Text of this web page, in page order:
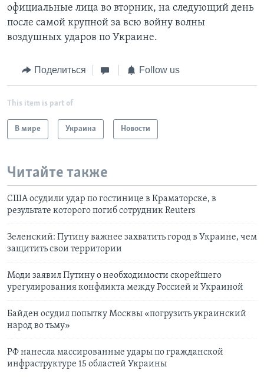
официальные лица во вторник, на следующий день
после самой крупной за всю войну волны
воздушных ударов по Украине.
Поделиться Follow us
This item is part of
В мире Украина Новости
Читайте также
США осудили удар по гостинице в Краматорске, в
результате которого погиб сотрудник Reuters
Зеленский: Путину важнее захватить город в Украине, чем
защитить свои территории
Моди заявил Путину о необходимости скорейшего
урегулирования конфликта между Россией и Украиной
Байден осудил попытку Москвы «погрузить украинский
народ во тьму»
РФ нанесла массированные удары по гражданской
инфраструктуре 15 областей Украины